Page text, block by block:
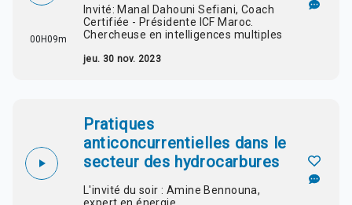
00H09m
Invité: Manal Dahouni Sefiani, Coach
Certifiée - Présidente ICF Maroc.
Chercheuse en intelligences multiples
jeu. 30 nov. 2023
Pratiques
anticoncurrentielles dans le
secteur des hydrocarbures
L'invité du soir : Amine Bennouna,